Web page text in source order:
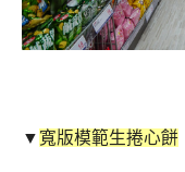
▼ 寬版模範生捲心餅